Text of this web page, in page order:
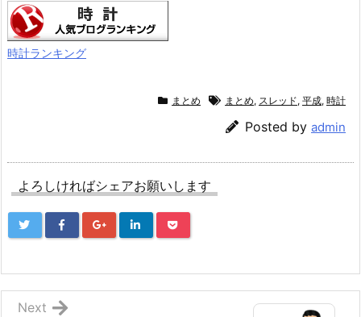
時計ランキング
まとめ まとめ, スレッド, 平成, 時計
Posted by admin
よろしければシェアお願いします
Next